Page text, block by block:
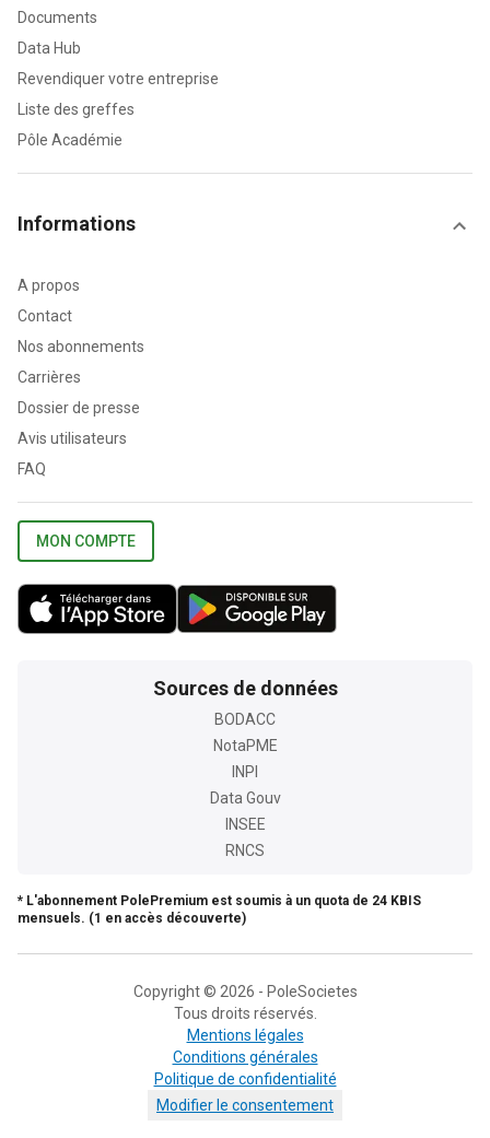
Documents
Data Hub
Revendiquer votre entreprise
Liste des greffes
Pôle Académie
Informations
A propos
Contact
Nos abonnements
Carrières
Dossier de presse
Avis utilisateurs
FAQ
MON COMPTE
Sources de données
BODACC
NotaPME
INPI
Data Gouv
INSEE
RNCS
* L'abonnement PolePremium est soumis à un quota de 24 KBIS
mensuels. (1 en accès découverte)
Copyright © 2026 - PoleSocietes
Tous droits réservés.
Mentions légales
Conditions générales
Politique de confidentialité
Modifier le consentement